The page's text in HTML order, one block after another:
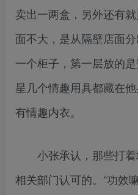
卖出一两盒，另外还有
面不大，是从隔壁店面
一个柜子，第一层放的
星几个情趣用具都藏在
有情趣内衣。
小张承认，那些打着
相关部门认可的。“功效